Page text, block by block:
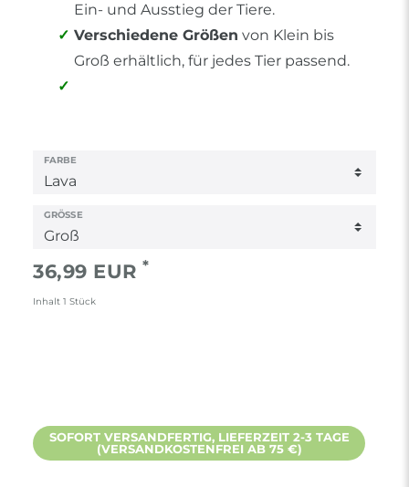
Ein- und Ausstieg der Tiere.
Verschiedene Größen von Klein bis
Groß erhältlich, für jedes Tier passend.
FARBE
GRÖSSE
36,99 EUR *
Inhalt 1 Stück
SOFORT VERSANDFERTIG, LIEFERZEIT 2-3 TAGE
(VERSANDKOSTENFREI AB 75 €)